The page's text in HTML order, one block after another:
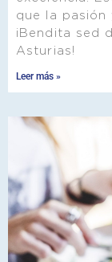
que la pasión
¡Bendita sed
Asturias!
Leer más »